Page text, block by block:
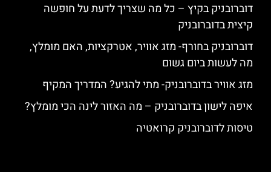
דוברובניק בקיץ – כל מה שצריך לדעת על חופשה
קיצית בדוברובניק
דוברובניק בחורף- מזג אוויר, אטרקציות, האם מומלץ,
מה לעשות ביום גשום
מזג אוויר בדוברובניק- מתי להגיע? המדריך המקיף
איפה לישון בדוברובניק – מה האזור לינה הכי מומלץ?
טיסות לדוברובניק קרואטיה